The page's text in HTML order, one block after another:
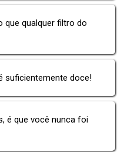
que qualquer filtro do
suficientemente doce!
é que você nunca foi